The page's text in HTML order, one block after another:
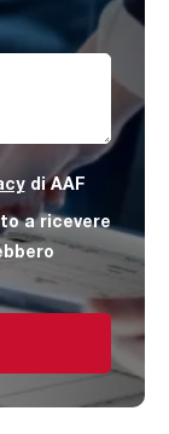
di AAF
a ricevere